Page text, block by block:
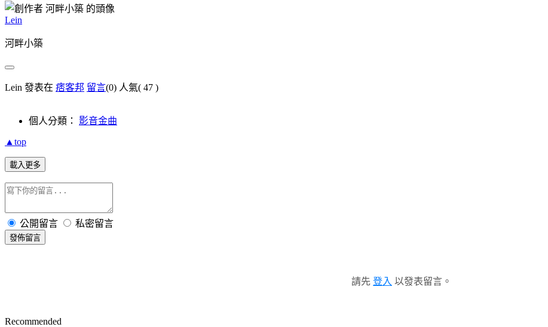
Lein
河畔小築
Lein 發表在 痞客邦 留言(0) 人氣( 47 )
個人分類： 影音金曲
▲top
載入更多
公開留言 私密留言
發佈留言
請先 登入 以發表留言。
Recommended